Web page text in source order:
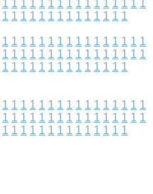
1 1 1 1 1 1 1 1 1 1 1 1 1 1 1 1
1 1 1 1 1 1 1 1 1 1 1 1 1 1
1 1 1 1 1 1 1 1 1 1 1 1 1 1 1 1
1 1 1 1 1 1 1 1 1 1 1 1 1 1 1 1
1 1 1 1 1 1 1 1 1 1 1 1 1 1
1 1 1 1 1 1 1 1 1 1 1 1 1 1 1 1
1 1 1 1 1 1 1 1 1 1 1 1 1 1 1 1
1 1 1 1 1 1 1 1 1 1 1 1 1 1